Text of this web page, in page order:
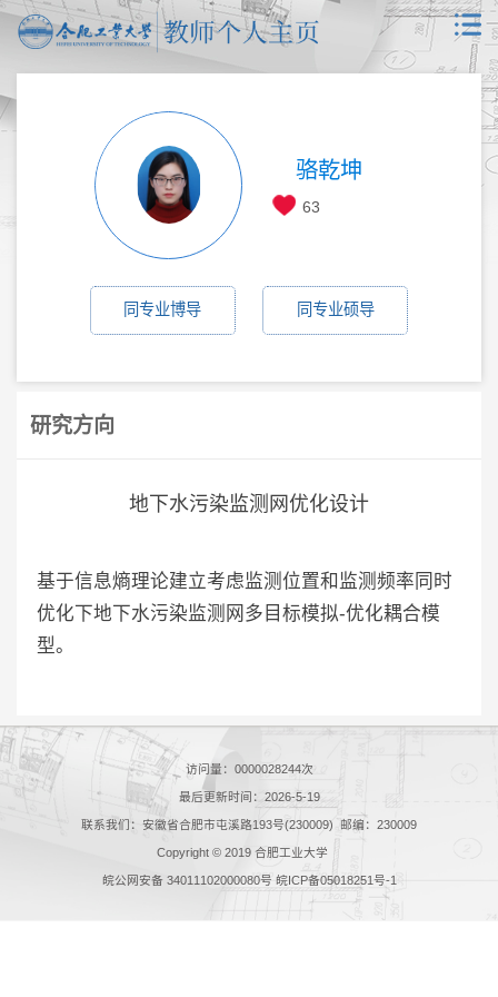
骆乾坤
63
同专业博导 同专业硕导
研究方向
地下水污染监测网优化设计
基于信息熵理论建立考虑监测位置和监测频率同时
优化下地下水污染监测网多目标模拟-优化耦合模
型。
访问量： 0000028244次
最后更新时间： 2026-5-19
联系我们：安徽省合肥市屯溪路193号(230009) 邮编：230009
Copyright © 2019 合肥工业大学
皖公网安备 34011102000080号 皖ICP备05018251号-1